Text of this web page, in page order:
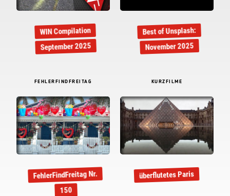
WIN Compilation
September 2025
Best of Unsplash:
November 2025
FEHLERFINDFREITAG
FehlerFindFreitag Nr.
150
KURZFILME
überflutetes Paris